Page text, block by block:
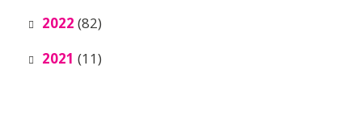
2022 (82)
2021 (11)